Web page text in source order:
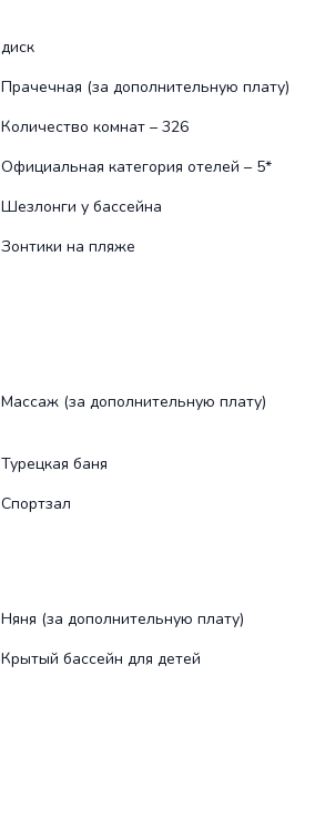
диск
Прачечная (за дополнительную плату)
Количество комнат – 326
Официальная категория отелей – 5*
Шезлонги у бассейна
Зонтики на пляже
Массаж (за дополнительную плату)
Турецкая баня
Спортзал
Няня (за дополнительную плату)
Крытый бассейн для детей